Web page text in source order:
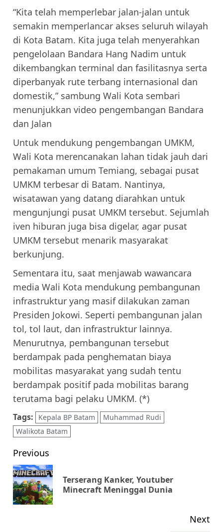
“Kita telah memperlebar jalan-jalan untuk
semakin memperlancar akses seluruh wilayah
di Kota Batam. Kita juga telah menyerahkan
pengelolaan Bandara Hang Nadim untuk
dikembangkan terminal dan fasilitasnya serta
diperbanyak rute terbang internasional dan
domestik,” sambung Wali Kota sembari
menunjukkan video pengembangan Bandara
dan Jalan
Untuk mendukung pengembangan UMKM,
Wali Kota merencanakan lahan tidak jauh dari
pemakaman umum Temiang, sebagai pusat
UMKM terbesar di Batam. Nantinya,
wisatawan yang datang diarahkan untuk
mengunjungi pusat UMKM tersebut. Sejumlah
iven hiburan juga bisa digelar, agar pusat
UMKM tersebut menarik masyarakat
berkunjung.
Sementara itu, saat menjawab wawancara
media Wali Kota mendukung pembangunan
infrastruktur yang masif dilakukan zaman
Presiden Jokowi. Seperti pembangunan jalan
tol, tol laut, dan infrastruktur lainnya.
Menurutnya, pembangunan tersebut
berdampak pada penghematan biaya
mobilitas masyarakat yang sudah tentu
berdampak positif pada mobilitas barang
terutama bagi pelaku UMKM. (*)
Tags: Kepala BP Batam
Muhammad Rudi
Walikota Batam
Post
navigation
Previous
Terserang Kanker, Youtuber
Minecraft Meninggal Dunia
Next